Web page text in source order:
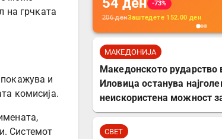
на грчката
и
комисија.
Системот
додатоци
кабли, без
мобилни
комплет
-73%
206денЗаштедете 152.00 ден
МАКЕДОНИЈА
Македонското рударство
Иловица останува
неискористена можност
СВЕТ